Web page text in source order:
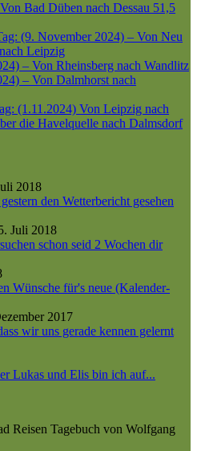
Bad Düben nach Dessau 51,5
(9. November 2024) – Von Neu
Leipzig
– Von Rheinsberg nach Wandlitz
– Von Dalmhorst nach
(1.11.2024) Von Leipzig nach
die Havelquelle nach Dalmsdorf
2018
den Wetterbericht gesehen
Juli 2018
schon seid 2 Wochen dir
Wünsche für's neue (Kalender-
2017
wir uns gerade kennen gelernt
Lukas und Elis bin ich auf...
Reisen Tagebuch von Wolfgang